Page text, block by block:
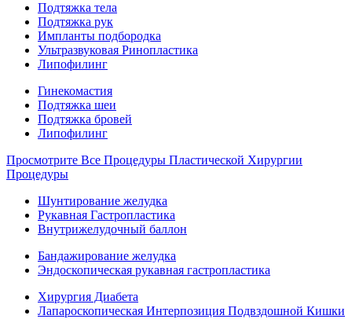
Подтяжка тела
Подтяжка рук
Импланты подбородка
Ультразвуковая Ринопластика
Липофилинг
Гинекомастия
Подтяжка шеи
Подтяжка бровей
Липофилинг
Просмотрите Все Процедуры Пластической Хирургии
Процедуры
Шунтирование желудка
Рукавная Гастропластика
Внутрижелудочный баллон
Бандажирование желудка
Эндоскопическая рукавная гастропластика
Хирургия Диабета
Лапароскопическая Интерпозиция Подвздошной Кишки